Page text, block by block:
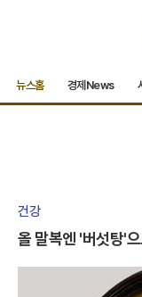
뉴스홈 경제News
건강
올 말복엔 '버섯탕'